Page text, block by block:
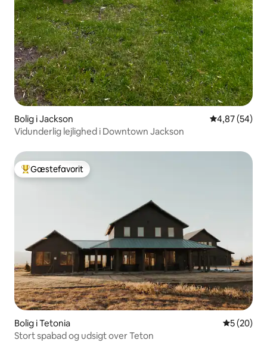
Bolig i Jackson 4,87 ud af 5 i
4,87 (54)
Vidunderlig lejlighed i Downtown Jackson
Bedste gæstefavorit
Gæstefavorit
Bolig i Tetonia 5 ud af 5 i
5 (20)
Stort spabad og udsigt over Teton